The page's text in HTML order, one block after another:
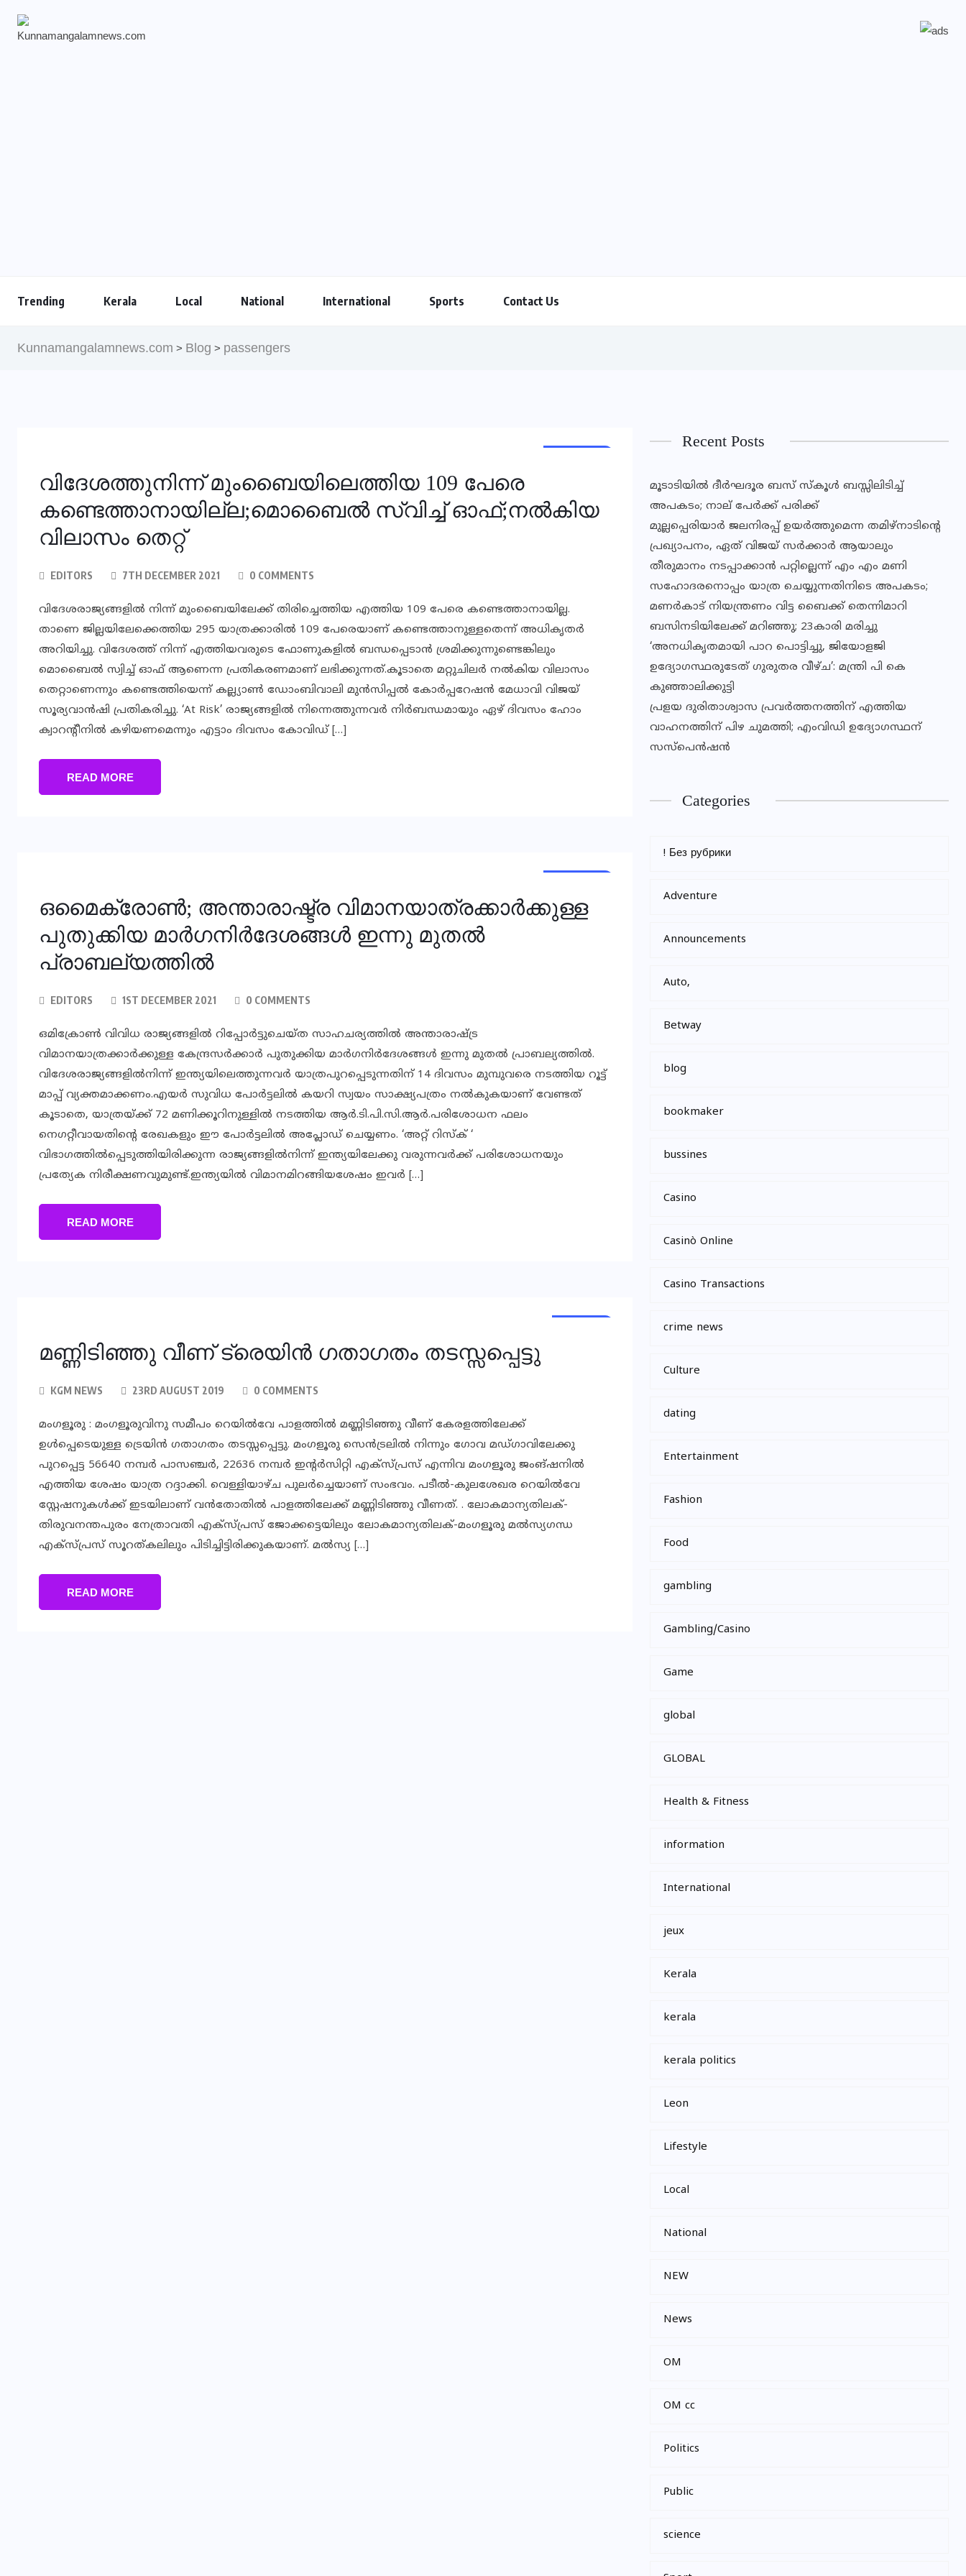
Trending Kerala Local National International Sports Contact Us
Kunnamangalamnews.com > Blog > passengers
വിദേശത്തുനിന്ന് മുംബൈയിലെത്തിയ 109 പേരെ
കണ്ടെത്താനായില്ല;മൊബൈല്‍ സ്വിച്ച് ഓഫ്;നല്‍കിയ
വിലാസം തെറ്റ്
EDITORS 7TH DECEMBER 2021 0 COMMENTS
വിദേശരാജ്യങ്ങളില്‍ നിന്ന് മുംബൈയിലേക്ക് തിരിച്ചെത്തിയ എത്തിയ 109 പേരെ കണ്ടെത്താനായില്ല.
താണെ ജില്ലയിലേക്കെത്തിയ 295 യാത്രക്കാരിൽ 109 പേരെയാണ് കണ്ടെത്താനുള്ളതെന്ന് അധികൃതര്‍
അറിയിച്ചു. വിദേശത്ത് നിന്ന് എത്തിയവരുടെ ഫോണുകളില്‍ ബന്ധപ്പെടാന്‍ ശ്രമിക്കുന്നുണ്ടെങ്കിലും
മൊബൈല്‍ സ്വിച്ച് ഓഫ് ആണെന്ന പ്രതികരണമാണ് ലഭിക്കുന്നത്.കൂടാതെ മറ്റുചിലര്‍ നല്‍കിയ വിലാസം
തെറ്റാണെന്നും കണ്ടെത്തിയെന്ന് കല്ല്യാണ്‍ ഡോംബിവാലി മുന്‍സിപ്പല്‍ കോര്‍പ്പറേഷന്‍ മേധാവി വിജയ്
സൂര്യവാന്‍ഷി പ്രതികരിച്ചു. ‘At Risk’ രാജ്യങ്ങളില്‍ നിന്നെത്തുന്നവര്‍ നിര്‍ബന്ധമായും ഏഴ് ദിവസം ഹോം
ക്വാറന്റീനില്‍ കഴിയണമെന്നും എട്ടാം ദിവസം കോവിഡ് […]
READ MORE
ഒമൈക്രോൺ; അന്താരാഷ്ട്ര വിമാനയാത്രക്കാര്‍ക്കുള്ള
പുതുക്കിയ മാര്‍ഗനിര്‍ദേശങ്ങള്‍ ഇന്നു മുതല്‍
പ്രാബല്യത്തില്‍
EDITORS 1ST DECEMBER 2021 0 COMMENTS
ഒമിക്രോണ്‍ വിവിധ രാജ്യങ്ങളില്‍ റിപ്പോര്‍ട്ടുചെയ്ത സാഹചര്യത്തില്‍ അന്താരാഷ്ട്ര
വിമാനയാത്രക്കാര്‍ക്കുള്ള കേന്ദ്രസര്‍ക്കാർ പുതുക്കിയ മാര്‍ഗനിര്‍ദേശങ്ങള്‍ ഇന്നു മുതല്‍ പ്രാബല്യത്തില്‍.
വിദേശരാജ്യങ്ങളില്‍നിന്ന് ഇന്ത്യയിലെത്തുന്നവര്‍ യാത്രപുറപ്പെടുന്നതിന് 14 ദിവസം മുമ്പുവരെ നടത്തിയ റൂട്ട്
മാപ്പ് വ്യക്തമാക്കണം.എയര്‍ സുവിധ പോര്‍ട്ടലില്‍ കയറി സ്വയം സാക്ഷ്യപത്രം നല്‍കുകയാണ് വേണ്ടത്
കൂടാതെ, യാത്രയ്ക്ക് 72 മണിക്കൂറിനുള്ളില്‍ നടത്തിയ ആര്‍.ടി.പി.സി.ആര്‍.പരിശോധന ഫലം
നെഗറ്റീവായതിന്റെ രേഖകളും ഈ പോര്‍ട്ടലില്‍ അപ്ലോഡ് ചെയ്യണം. ‘അറ്റ് റിസ്‌ക് ‘
വിഭാഗത്തില്‍പ്പെടുത്തിയിരിക്കുന്ന രാജ്യങ്ങളില്‍നിന്ന് ഇന്ത്യയിലേക്കു വരുന്നവര്‍ക്ക് പരിശോധനയും
പ്രത്യേക നിരീക്ഷണവുമുണ്ട്.ഇന്ത്യയില്‍ വിമാനമിറങ്ങിയശേഷം ഇവര്‍ […]
READ MORE
മണ്ണിടിഞ്ഞു വീണ് ട്രെയിൻ ഗതാഗതം തടസ്സപ്പെട്ടു
KGM NEWS 23RD AUGUST 2019 0 COMMENTS
മംഗളൂരു : മംഗളൂരുവിനു സമീപം റെയിൽവേ പാളത്തിൽ മണ്ണിടിഞ്ഞു വീണ് കേരളത്തിലേക്ക്
ഉൾപ്പെടെയുള്ള ട്രെയിൻ ഗതാഗതം തടസ്സപ്പെട്ടു. മംഗളൂരു സെൻട്രലിൽ നിന്നും ഗോവ മഡ്ഗാവിലേക്കു
പുറപ്പെട്ട 56640 നമ്പർ പാസഞ്ചർ, 22636 നമ്പർ ഇന്റർസിറ്റി എക്‌സ്പ്രസ് എന്നിവ മംഗളൂരു ജംങ്ഷനിൽ
എത്തിയ ശേഷം യാത്ര റദ്ദാക്കി. വെള്ളിയാഴ്ച പുലർച്ചെയാണ് സംഭവം. പടീൽ-കുലശേഖര റെയിൽവേ
സ്റ്റേഷനുകൾക്ക് ഇടയിലാണ് വൻതോതിൽ പാളത്തിലേക്ക് മണ്ണിടിഞ്ഞു വീണത്. . ലോകമാന്യതിലക്-
തിരുവനന്തപുരം നേത്രാവതി എക്‌സ്പ്രസ് ജോക്കട്ടെയിലും ലോകമാന്യതിലക്-മംഗളൂരു മൽസ്യഗന്ധ
എക്‌സ്പ്രസ് സൂറത്കലിലും പിടിച്ചിട്ടിരിക്കുകയാണ്. മൽസ്യ […]
READ MORE
Recent Posts
മൂടാടിയിൽ ദീർഘദൂര ബസ് സ്കൂൾ ബസ്സിലിടിച്ച്
അപകടം; നാല് പേർക്ക് പരിക്ക്
മുല്ലപ്പെരിയാര്‍ ജലനിരപ്പ് ഉയര്‍ത്തുമെന്ന തമിഴ്‌നാടിന്റെ
പ്രഖ്യാപനം, ഏത് വിജയ് സര്‍ക്കാര്‍ ആയാലും
തീരുമാനം നടപ്പാക്കാന്‍ പറ്റില്ലെന്ന് എം എം മണി
സഹോദരനൊപ്പം യാത്ര ചെയ്യുന്നതിനിടെ അപകടം;
മണര്‍കാട് നിയന്ത്രണം വിട്ട ബൈക്ക് തെന്നിമാറി
ബസിനടിയിലേക്ക് മറിഞ്ഞു; 23കാരി മരിച്ചു
‘അനധികൃതമായി പാറ പൊട്ടിച്ചു, ജിയോളജി
ഉദ്യോഗസ്ഥരുടേത് ഗുരുതര വീഴ്ച’: മന്ത്രി പി കെ
കുഞ്ഞാലിക്കുട്ടി
പ്രളയ ദുരിതാശ്വാസ പ്രവര്‍ത്തനത്തിന് എത്തിയ
വാഹനത്തിന് പിഴ ചുമത്തി; എംവിഡി ഉദ്യോഗസ്ഥന്
സസ്‌പെന്‍ഷന്‍
Categories
! Без рубрики
Adventure
Announcements
Auto,
Betway
blog
bookmaker
bussines
Casino
Casinò Online
Casino Transactions
crime news
Culture
dating
Entertainment
Fashion
Food
gambling
Gambling/Casino
Game
global
GLOBAL
Health & Fitness
information
International
jeux
Kerala
kerala
kerala politics
Leon
Lifestyle
Local
National
NEW
News
OM
OM cc
Politics
Public
science